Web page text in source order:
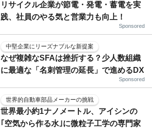
リサイクル企業が節電・発電・蓄電を実
践、社員のやる気と営業力も向上！
Sponsored
中堅企業にリーズナブルな新提案
なぜ複雑なSFAは挫折する？少人数組織
に最適な「名刺管理の延長」で進めるDX
Sponsored
世界的自動車部品メーカーの挑戦
世界最小約1ナノメートル、アイシンの
｢空気から作る水｣に微粒子工学の専門家